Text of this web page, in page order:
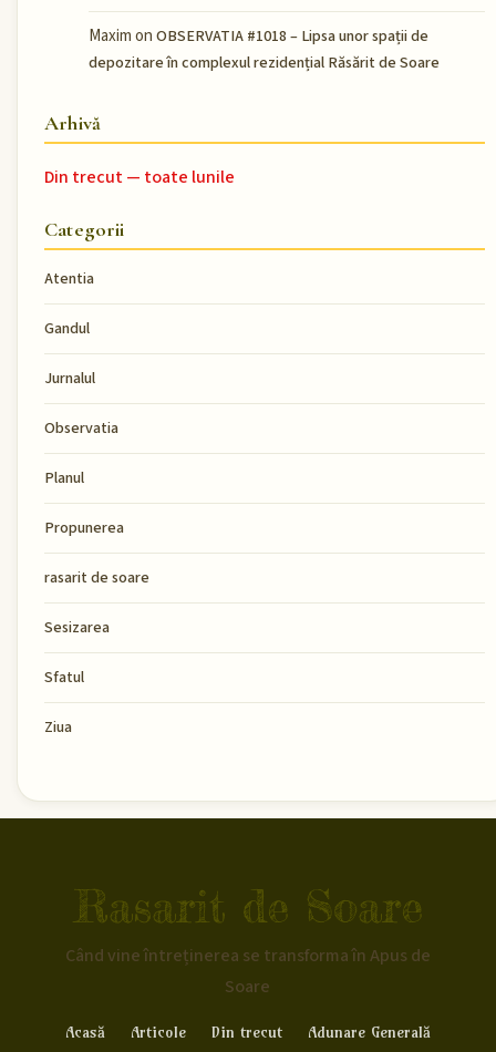
Maximon OBSERVATIA #1018 – Lipsa unor spații de
depozitare în complexul rezidențial Răsărit de Soare
Arhivă
Din trecut — toate lunile
Categorii
Atentia
Gandul
Jurnalul
Observatia
Planul
Propunerea
rasarit de soare
Sesizarea
Sfatul
Ziua
Rasarit de Soare
Când vine întreținerea se transforma în Apus de
Soare
Acasă Articole Din trecut
Adunare Generală